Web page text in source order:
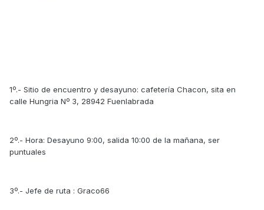
1º.- Sitio de encuentro y desayuno: cafetería Chacon, sita en
calle Hungria Nº 3, 28942 Fuenlabrada
2º.- Hora: Desayuno 9:00, salida 10:00 de la mañana, ser
puntuales
3º.- Jefe de ruta : Graco66